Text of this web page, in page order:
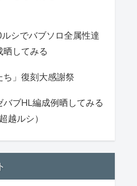
シでバブソロ全属性達
晒してみる
ち」復刻大感謝祭
バブHL編成例晒してみる
越ルシ）